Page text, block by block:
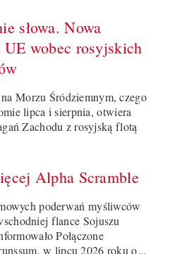
słowa. Nowa
UE wobec rosyjskich
Morzu Śródziemnym, czego
lipca i sierpnia, otwiera
Zachodu z rosyjską flotą
Alpha Scramble
poderwań myśliwców
flance Sojuszu
Połączone
w lipcu 2026 roku o...